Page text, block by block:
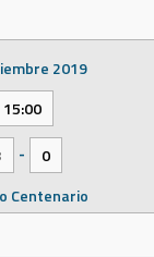
2019
15:00
-
0
Centenario